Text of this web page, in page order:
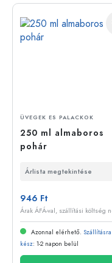
ÜVEGEK ES PALACKOK
250 ml almaboros
pohár
Árlista megtekintése
946 Ft
Árak ÁFÁ-val, szállítási költség
Azonnal elérhető. Szállításra
kész: 1-2 napon belül